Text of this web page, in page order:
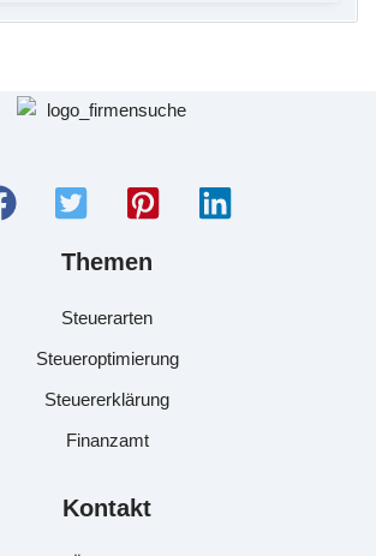
Themen
Steuerarten
Steueroptimierung
Steuererklärung
Finanzamt
Kontakt